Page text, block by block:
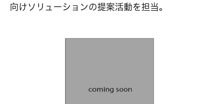
向けソリューションの提案活動を担当。